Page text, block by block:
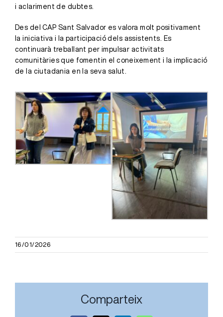
i aclariment de dubtes.
Des del CAP Sant Salvador es valora molt positivament
la iniciativa i la participació dels assistents. Es
continuarà treballant per impulsar activitats
comunitàries que fomentin el coneixement i la implicació
de la ciutadania en la seva salut.
16/01/2026
Comparteix